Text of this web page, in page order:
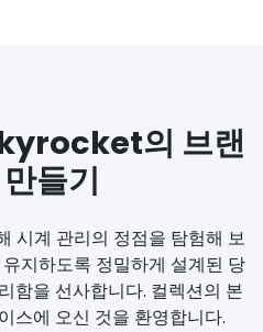
의 브랜
들기
시계 관리의 정점을 탐험해 보
지하도록 정밀하게 설계된 당
함을 선사합니다. 컬렉션의 본
스에 오신 것을 환영합니다.